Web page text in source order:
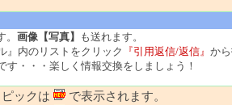
。 画像【写真】
も送れます。
』内のリストをクリック
『引用返信/返信』 から
す・・・楽しく情報交換をしましょう！
ックは
で表示されます。